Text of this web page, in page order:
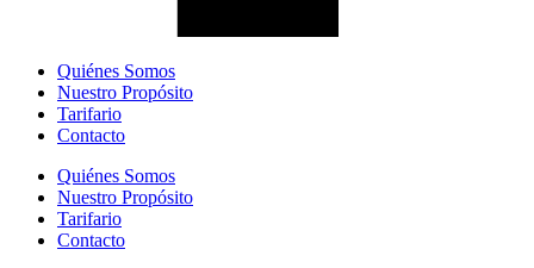
Quiénes Somos
Nuestro Propósito
Tarifario
Contacto
Quiénes Somos
Nuestro Propósito
Tarifario
Contacto